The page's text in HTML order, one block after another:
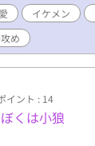
イケメン
め
イント : 14
くは小狼